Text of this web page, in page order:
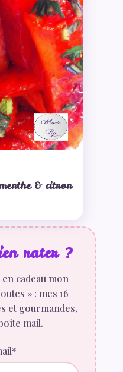
& citron
rater ?
cadeau mon
» : mes 16
et gourmandes,
mail.